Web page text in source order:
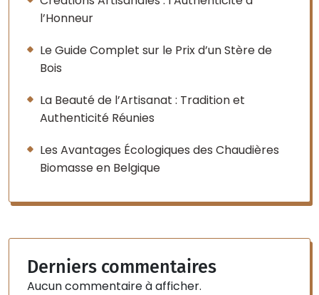
l’Honneur
Le Guide Complet sur le Prix d’un Stère de
Bois
La Beauté de l’Artisanat : Tradition et
Authenticité Réunies
Les Avantages Écologiques des Chaudières
Biomasse en Belgique
Derniers commentaires
Aucun commentaire à afficher.